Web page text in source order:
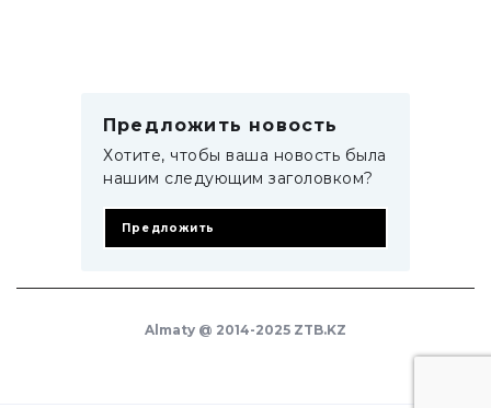
Предложить новость
Хотите, чтобы ваша новость была
нашим следующим заголовком?
Предложить
Almaty @ 2014-2025 ZTB.KZ